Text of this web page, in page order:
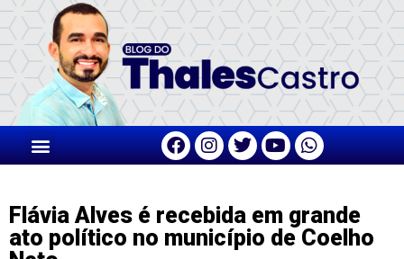
Flávia Alves é recebida em grande
ato político no município de Coelho